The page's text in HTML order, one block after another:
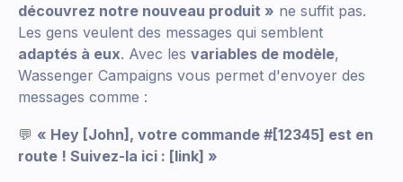
découvrez notre nouveau produit » ne suffit pas.
Les gens veulent des messages qui semblent
adaptés à eux. Avec les variables de modèle,
Wassenger Campaigns vous permet d'envoyer des
messages comme :
💬 « Hey [John], votre commande #[12345] est en
route ! Suivez-la ici : [link] »